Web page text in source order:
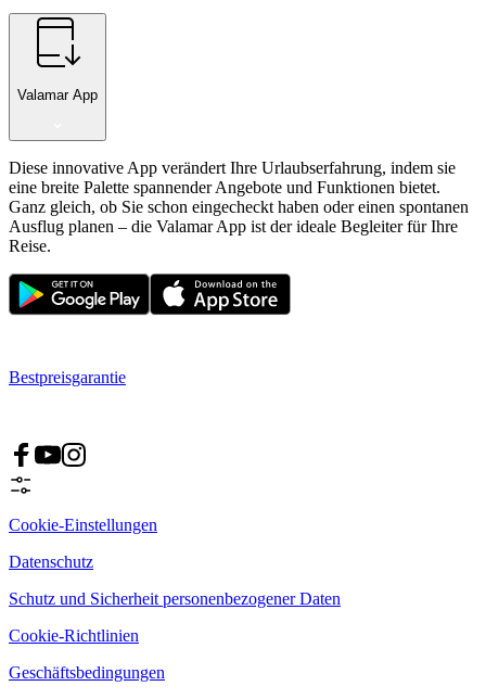
Valamar App
Diese innovative App verändert Ihre Urlaubserfahrung, indem sie
eine breite Palette spannender Angebote und Funktionen bietet.
Ganz gleich, ob Sie schon eingecheckt haben oder einen spontanen
Ausflug planen – die Valamar App ist der ideale Begleiter für Ihre
Reise.
Bestpreisgarantie
Cookie-Einstellungen
Datenschutz
Schutz und Sicherheit personenbezogener Daten
Cookie-Richtlinien
Geschäftsbedingungen